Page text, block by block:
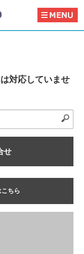
対応していませ
せ
ちら